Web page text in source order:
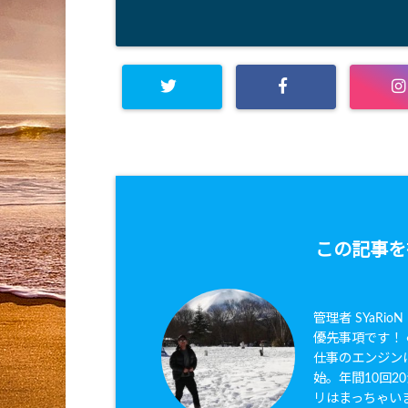
この記事
管理者
優先事項です！
仕事のエンジン
始。年間10回
リはまっちゃ